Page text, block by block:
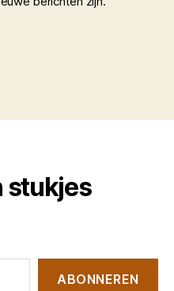
stukjes
ABONNEREN